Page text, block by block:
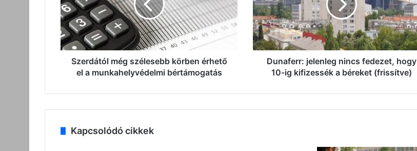
érhető
el
a
munkahelyvédelmi
bértámogatás
Szerdától még szélesebb körben érhető
el a munkahelyvédelmi bértámogatás
hogy
10-
ig
kifizessék
a
béreket
(frissítve)
Dunaferr: jelenleg nincs fedezet, hogy
10-ig kifizessék a béreket (frissítve)
Kapcsolódó cikkek